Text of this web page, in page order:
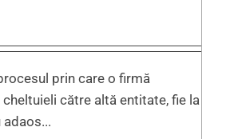
prin care o firmă
către altă entitate, fie la